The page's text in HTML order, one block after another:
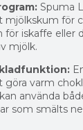
Spuma
mjölkskum för
för iskaffe eller
mjölk.
varm
använda
som smälts